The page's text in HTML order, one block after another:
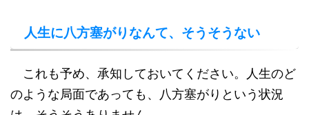
人生に八方塞がりなんて、そうそうない
これも予め、承知しておいてください。人生のど
のような局面であっても、八方塞がりという状況